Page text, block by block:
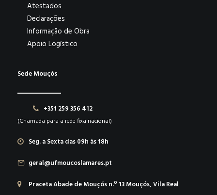
Atestados
Declarações
Informação de Obra
Apoio Logístico
Sede Mouçós
+351 259 356 412
(Chamada para a rede fixa nacional)
Seg. a Sexta das 09h às 18h
geral@ufmoucoslamares.pt
Praceta Abade de Mouçós n.º 13 Mouçós, Vila Real